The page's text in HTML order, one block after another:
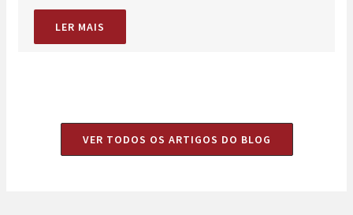
LER MAIS
VER TODOS OS ARTIGOS DO BLOG